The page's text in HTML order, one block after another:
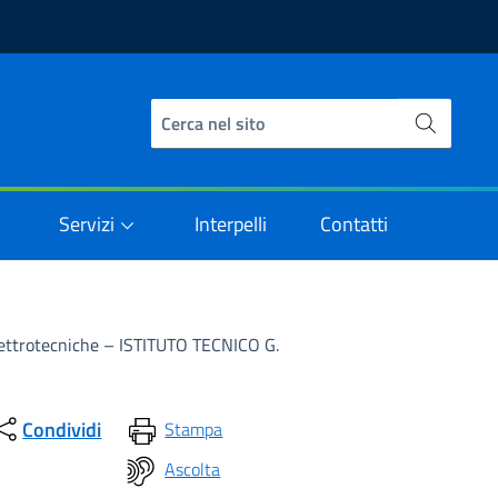
Servizi Interpelli Contatti
– ISTITUTO TECNICO G.
Condividi
Stampa
Ascolta